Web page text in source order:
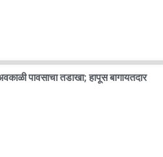
पावसाचा तडाखा; हापूस बागायतदार